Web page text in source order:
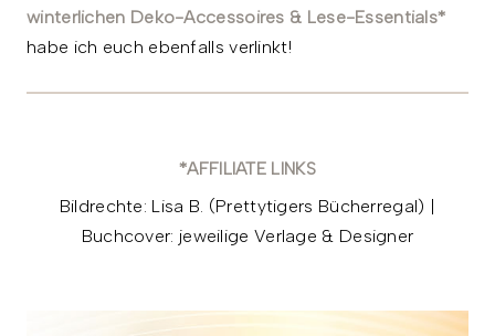
winterlichen Deko-Accessoires & Lese-Essentials*
habe ich euch ebenfalls verlinkt!
*AFFILIATE LINKS
Bildrechte: Lisa B. (Prettytigers Bücherregal) |
Buchcover: jeweilige Verlage & Designer